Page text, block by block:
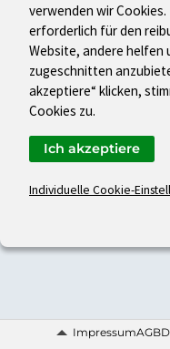
ImpressumAGB
verwenden wir Cookies.
erforderlich für den
Website, andere helfen
zugeschnitten
akzeptiere“ klicken,
Cookies zu.
Individuelle Cookie-
Ich akzeptiere